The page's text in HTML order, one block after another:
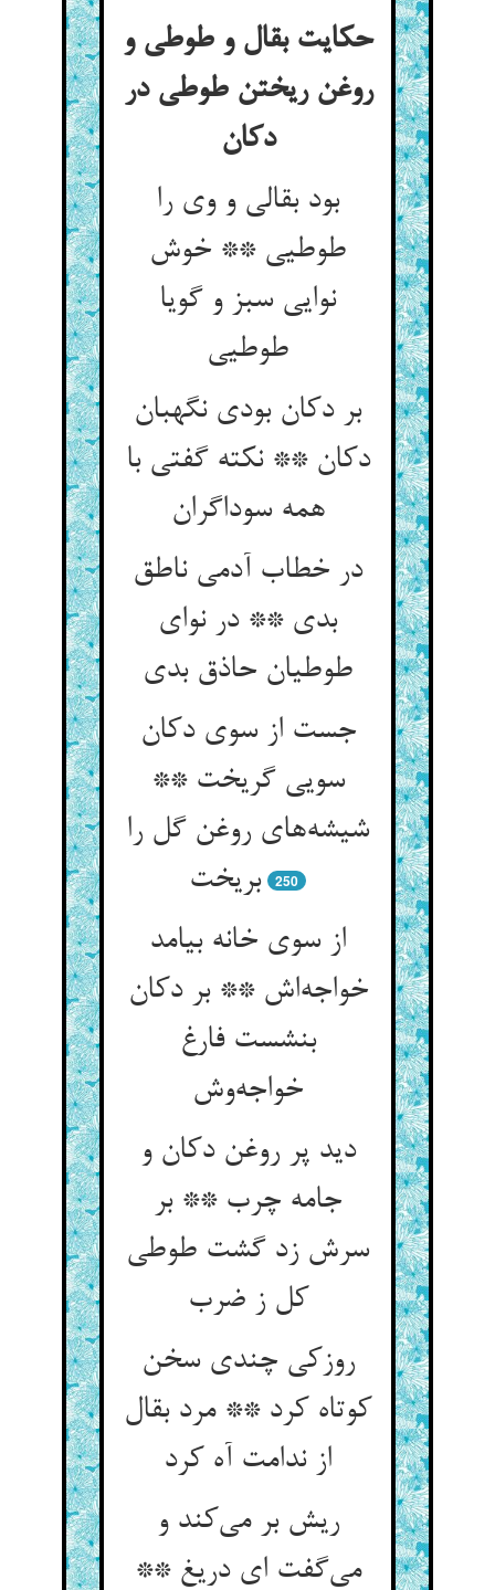
حکایت بقال و طوطی و
روغن ریختن طوطی در
دکان‌‌
بود بقالی و وی را
طوطیی ** خوش
نوایی سبز و گویا
بر دکان بودی نگهبان
دکان ** نکته گفتی با
همه سوداگران‌‌
در خطاب آدمی ناطق
بدی ** در نوای
جست از سوی دکان
سویی گریخت **
شیشه‌‌های روغن گل را
250
از سوی خانه بیامد
خواجه‌‌اش ** بر دکان
بنشست فارغ
دید پر روغن دکان و
جامه چرب ** بر
سرش زد گشت طوطی
کل ز ضرب‌‌
روزکی چندی سخن
کوتاه کرد ** مرد بقال
از ندامت آه کرد
ریش بر می‌‌کند و
می‌‌گفت ای دریغ **